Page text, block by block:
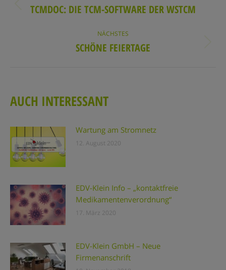
Vorheriger
TCMDOC: DIE TCM-SOFTWARE DER WSTCM
NÄCHSTES
Nächster
SCHÖNE FEIERTAGE
AUCH INTERESSANT
Wartung am Stromnetz
12. August 2020
EDV-Klein Info – „kontaktfreie
Medikamentenverordnung“
17. März 2020
EDV-Klein GmbH – Neue
Firmenanschrift